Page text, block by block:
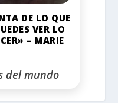
DE LO QUE
VER LO
– MARIE
del mundo